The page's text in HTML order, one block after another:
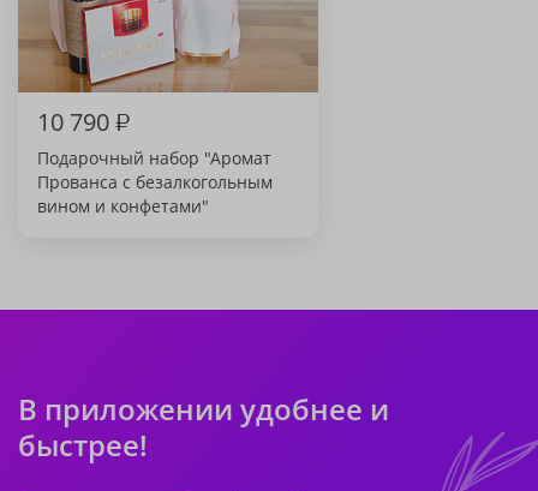
10 790₽
Подарочный набор "Аромат
Прованса с безалкогольным
вином и конфетами"
В приложении удобнее и
быстрее!